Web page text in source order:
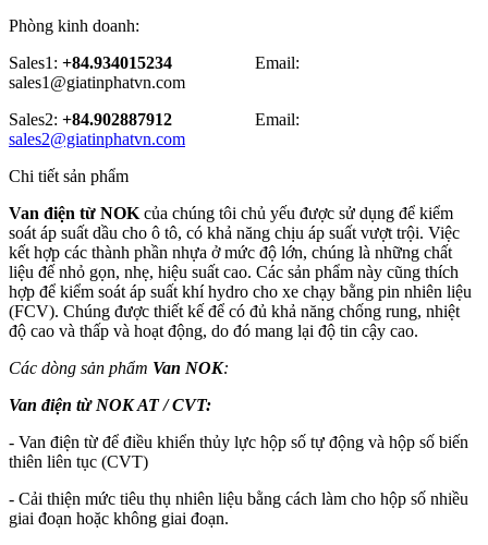
Phòng kinh doanh:
Sales1: +84.934015234 Email:
sales1@giatinphatvn.com
Sales2: +84.902887912 Email:
sales2@giatinphatvn.com
Chi tiết sản phẩm
Van điện từ NOK của chúng tôi chủ yếu được sử dụng để kiểm
soát áp suất dầu cho ô tô, có khả năng chịu áp suất vượt trội. Việc
kết hợp các thành phần nhựa ở mức độ lớn, chúng là những chất
liệu đế nhỏ gọn, nhẹ, hiệu suất cao. Các sản phẩm này cũng thích
hợp để kiểm soát áp suất khí hydro cho xe chạy bằng pin nhiên liệu
(FCV). Chúng được thiết kế để có đủ khả năng chống rung, nhiệt
độ cao và thấp và hoạt động, do đó mang lại độ tin cậy cao.
Các dòng sản phẩm Van NOK:
Van điện từ NOK AT / CVT:
- Van điện từ để điều khiển thủy lực hộp số tự động và hộp số biến
thiên liên tục (CVT)
- Cải thiện mức tiêu thụ nhiên liệu bằng cách làm cho hộp số nhiều
giai đoạn hoặc không giai đoạn.